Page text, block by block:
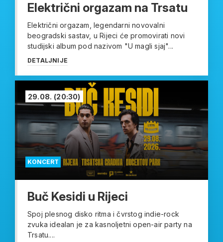
Električni orgazam na Trsatu
Električni orgazam, legendarni novovalni
beogradski sastav, u Rijeci će promovirati novi
studijski album pod nazivom "U magli sjaj"...
DETALJNIJE
KONCERT
29.08. (20:30)
Buč Kesidi u Rijeci
Spoj plesnog disko ritma i čvrstog indie-rock
zvuka idealan je za kasnoljetni open-air party na
Trsatu....